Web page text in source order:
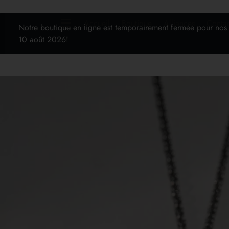
Accueil Boutique Alliances
Notre boutique en ligne est temporairement fermée pour
10 août 2026!